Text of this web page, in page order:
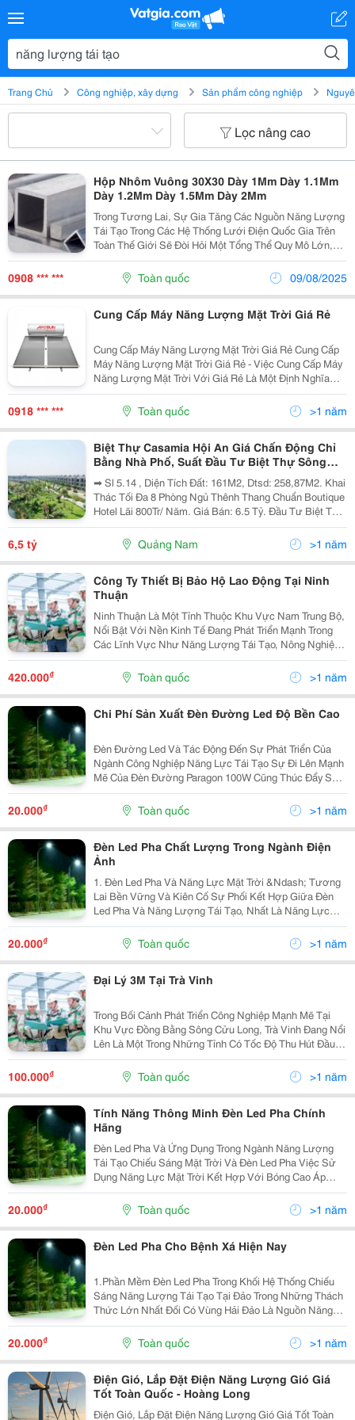
Trang Chủ Công nghiệp, xây dựng Sản phẩm công nghiệp
Lọc nâng cao
Hộp Nhôm Vuông 30X30 Dày 1Mm Dày 1.1Mm
Dày 1.2Mm Dày 1.5Mm Dày 2Mm
Trong Tương Lai, Sự Gia Tăng Các Nguồn Năng Lượng
Tái Tạo Trong Các Hệ Thống Lưới Điện Quốc Gia Trên
Toàn Thế Giới Sẽ Đòi Hỏi Một Tổng Thể Quy Mô Lớn,
Điều Này Sẽ Tạo Ra Nhiều Nhu Cầu Hơn Nữa Đối Với
Hợp Kim Nhôm. Công Ty Tnhh Xuất Nhập Khẩu Tm...
0908 *** *** Toàn quốc 09/08/2025
Cung Cấp Máy Năng Lượng Mặt Trời Giá Rẻ
Cung Cấp Máy Năng Lượng Mặt Trời Giá Rẻ Cung Cấp
Máy Năng Lượng Mặt Trời Giá Rẻ - Việc Cung Cấp Máy
Năng Lượng Mặt Trời Với Giá Rẻ Là Một Định Nghĩa
Quan Trọng Trong Việc Thúc Đẩy Sử Dụng Năng Lượng
Tái Tạo. Điều Này Bao Hàm Nhiều Yếu Tố Then...
0918 *** *** Toàn quốc >1 năm
Biệt Thự Casamia Hội An Giá Chấn Động Chỉ
Bằng Nhà Phố, Suất Đầu Tư Biệt Thự Sông
Hấp Dẫn
➡ Sl 5.14 , Diện Tích Đất: 161M2, Dtsd: 258,87M2. Khai
Thác Tối Đa 8 Phòng Ngủ Thênh Thang Chuẩn Boutique
Hotel Lãi 800Tr/ Năm. Giá Bán: 6.5 Tỷ. Đầu Tư Biệt Thự
Tọa Độ Năng Lượng Tái Tạo Và Chữa Lành Chuẩn Sinh
Thái Cho Gia Đình Nhiều Thế Hệ Casamia...
6,5 tỷ Quảng Nam >1 năm
Công Ty Thiết Bị Bảo Hộ Lao Động Tại Ninh
Thuận
Ninh Thuận Là Một Tỉnh Thuộc Khu Vực Nam Trung Bộ,
Nổi Bật Với Nền Kinh Tế Đang Phát Triển Mạnh Trong
Các Lĩnh Vực Như Năng Lượng Tái Tạo, Nông Nghiệp,
Khai Thác Khoáng Sản, Xây Dựng Và Du Lịch. Với Đặc
Thù Công Việc Yêu Cầu Sự An Toàn Cao, Bảo Hộ...
420.000₫ Toàn quốc >1 năm
Chi Phí Sản Xuất Đèn Đường Led Độ Bền Cao
Đèn Đường Led Và Tác Động Đến Sự Phát Triển Của
Ngành Công Nghiệp Năng Lực Tái Tạo Sự Đi Lên Mạnh
Mẽ Của Đèn Đường Paragon 100W Cũng Thúc Đẩy Sự
Chuyển Đổi Sang Năng Lượng Tái Tạo Trong Những
Công Việc Chiếu Sáng Công Cộng. Quan Trọng, Đèn
Đường...
20.000₫ Toàn quốc >1 năm
Đèn Led Pha Chất Lượng Trong Ngành Điện
Ảnh
1. Đèn Led Pha Và Năng Lực Mặt Trời &Ndash; Tương
Lai Bền Vững Và Kiên Cố Sự Phối Kết Hợp Giữa Đèn
Led Pha Và Năng Lượng Tái Tạo, Nhất Là Năng Lực
Mặt Trời, Sẽ Là Một Phần Cần Thiết Trong Chiến Lược
Trở Nên Tân Tiến Vững Chắc Sau Này. Các Đèn Nhà...
20.000₫ Toàn quốc >1 năm
Đại Lý 3M Tại Trà Vinh
Trong Bối Cảnh Phát Triển Công Nghiệp Mạnh Mẽ Tại
Khu Vực Đồng Bằng Sông Cửu Long, Trà Vinh Đang Nổi
Lên Là Một Trong Những Tỉnh Có Tốc Độ Thu Hút Đầu
Tư Đáng Kể, Đặc Biệt Trong Các Lĩnh Vực Năng Lượng
Tái Tạo, Chế Biến Nông Thủy Sản Và Sản Xuất Công...
100.000₫ Toàn quốc >1 năm
Tính Năng Thông Minh Đèn Led Pha Chính
Hãng
Đèn Led Pha Và Ứng Dụng Trong Ngành Năng Lượng
Tái Tạo Chiếu Sáng Mặt Trời Và Đèn Led Pha Việc Sử
Dụng Năng Lực Mặt Trời Kết Hợp Với Bóng Cao Áp
Philips 500W Không Chỉ Giúp Tiết Kiệm Giá Cả Mà Còn
Tạo Ra Một Phương Án Chiếu Sáng Hoàn Toàn Tự...
20.000₫ Toàn quốc >1 năm
Đèn Led Pha Cho Bệnh Xá Hiện Nay
1.Phần Mềm Đèn Led Pha Trong Khối Hệ Thống Chiếu
Sáng Năng Lượng Tái Tạo Tại Đảo Trong Những Thách
Thức Lớn Nhất Đối Có Vùng Hải Đảo Là Nguồn Năng
Lượng. Nhiều Đảo Không Tồn Tại Điện Lưới Hoặc Điện
Lưới Yếu Kém, Nên Việc Ứng Dụng Đèn Highbay...
20.000₫ Toàn quốc >1 năm
Điện Gió, Lắp Đặt Điện Năng Lượng Gió Giá
Tốt Toàn Quốc - Hoàng Long
Điện Gió, Lắp Đặt Điện Năng Lượng Gió Giá Tốt Toàn